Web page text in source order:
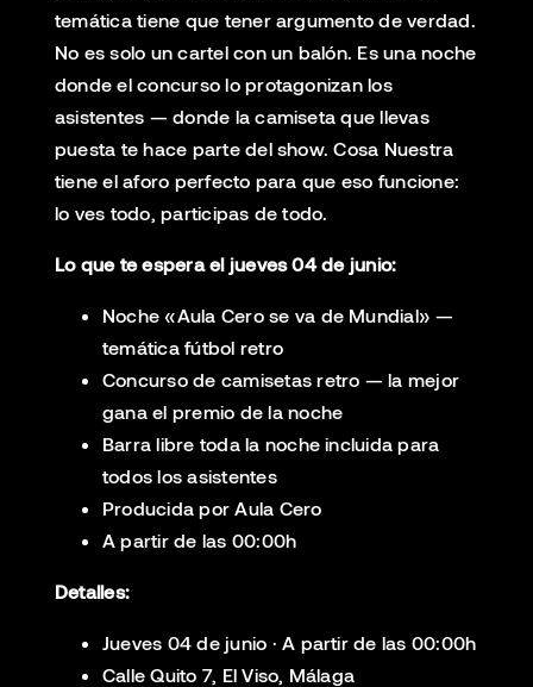
temática tiene que tener argumento de verdad.
No es solo un cartel con un balón. Es una noche
donde el concurso lo protagonizan los
asistentes — donde la camiseta que llevas
puesta te hace parte del show. Cosa Nuestra
tiene el aforo perfecto para que eso funcione:
lo ves todo, participas de todo.
Lo que te espera el jueves 04 de junio:
Noche «Aula Cero se va de Mundial» —
temática fútbol retro
Concurso de camisetas retro — la mejor
gana el premio de la noche
Barra libre toda la noche incluida para
todos los asistentes
Producida por Aula Cero
A partir de las 00:00h
Detalles:
Jueves 04 de junio · A partir de las 00:00h
Calle Quito 7, El Viso, Málaga